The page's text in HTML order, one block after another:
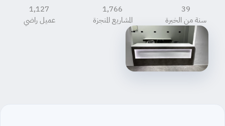
40
سنة من الخبرة
1,767
المشاريع المنجزة
1,129
عميل راضي